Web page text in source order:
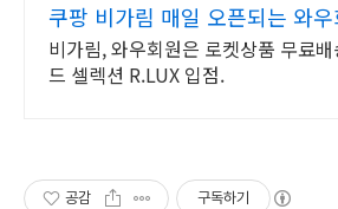
쿠팡 비가림 매일 오픈되는 와
비가림, 와우회원은 로켓상품 무료
드 셀렉션 R.LUX 입점.
공감 구독하기